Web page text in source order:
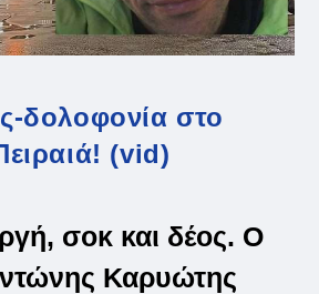
δολοφονία στο
(vid)
σοκ και δέος. Ο
Καρυώτης